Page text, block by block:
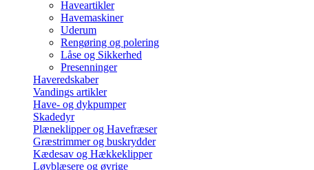
Haveartikler
Havemaskiner
Uderum
Rengøring og polering
Låse og Sikkerhed
Presenninger
Haveredskaber
Vandings artikler
Have- og dykpumper
Skadedyr
Plæneklipper og Havefræser
Græstrimmer og buskrydder
Kædesav og Hækkeklipper
Løvblæsere og øvrige